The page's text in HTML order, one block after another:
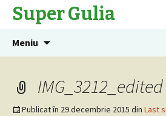
Super Gulia
Meniu
IMG_3212_edited
Publicat în 29 decembrie 2015 din Last